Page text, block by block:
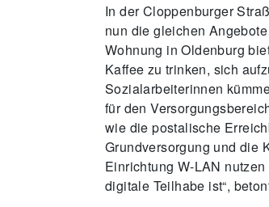
In der Cloppenburger
nun die gleichen
Wohnung in Oldenburg
Kaffee zu trinken, sich
Sozialarbeiterinnen
für den
wie die postalische
Grundversorgung und die
Einrichtung W-LAN
digitale Teilhabe ist“,